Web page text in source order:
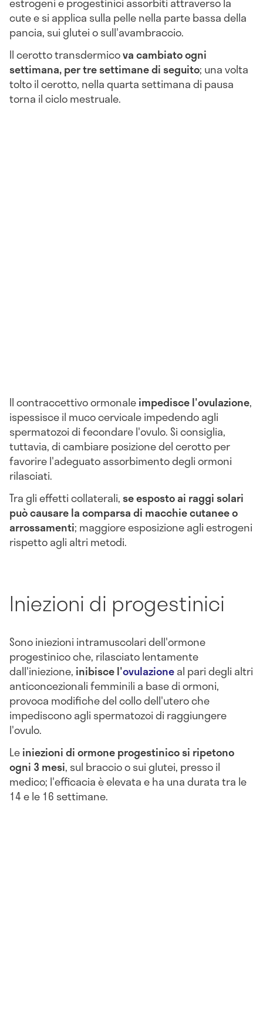
cute e si applica sulla pelle nella parte bassa della
pancia, sui glutei o sull'avambraccio.
Il cerotto transdermicova cambiato ogni
settimana, per tre settimane di seguito; una volta
tolto il cerotto, nella quarta settimana di pausa
torna il ciclo mestruale.
Il contraccettivo ormonaleimpedisce l'ovulazione,
ispessisce il muco cervicale impedendo agli
spermatozoi di fecondare l'ovulo. Si consiglia,
tuttavia, di cambiare posizione del cerotto per
favorire l'adeguato assorbimento degli ormoni
rilasciati.
Tra gli effetti collaterali,se esposto ai raggi solari
può causare la comparsa di macchie cutanee o
arrossamenti; maggiore esposizione agli estrogeni
rispetto agli altri metodi.
Iniezioni di progestinici
Sono iniezioni intramuscolari dell'ormone
progestinico che, rilasciato lentamente
dall'iniezione, inibisce l'ovulazioneal pari degli altri
anticoncezionali femminili a base di ormoni,
provoca modifiche del collo dell'utero che
impediscono agli spermatozoi di raggiungere
l'ovulo.
Leiniezioni di ormone progestinico si ripetono
ogni 3 mesi, sul braccio o sui glutei, presso il
medico; l'efficacia è elevata e ha una durata tra le
14 e le 16 settimane.